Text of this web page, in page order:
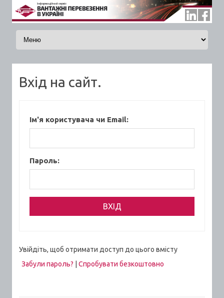
Skip to content
Вхід на сайт.
Ім'я користувача чи Email:
Пароль:
Увійдіть, щоб отримати доступ до цього вмісту
Забули пароль?
Спробувати безкоштовно